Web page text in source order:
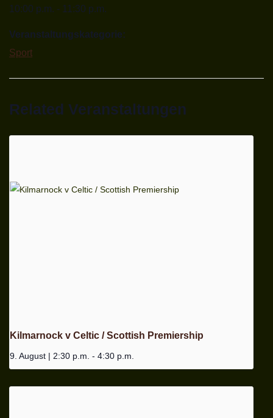
10:00 p.m. - 11:30 p.m.
Veranstaltungskategorie:
Sport
Related Veranstaltungen
Kilmarnock v Celtic / Scottish Premiership
9. August | 2:30 p.m. - 4:30 p.m.